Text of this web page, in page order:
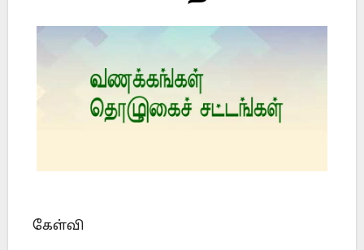
கேள்வி